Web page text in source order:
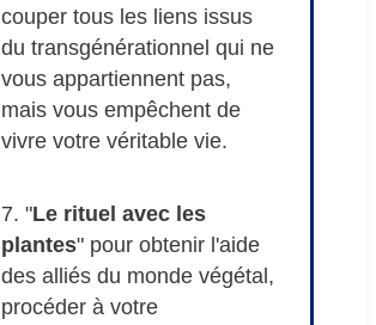
couper tous les liens issus
du transgénérationnel qui ne
vous appartiennent pas,
mais vous empêchent de
vivre votre véritable vie.
7. "Le rituel avec les
plantes" pour obtenir l'aide
des alliés du monde végétal,
procéder à votre